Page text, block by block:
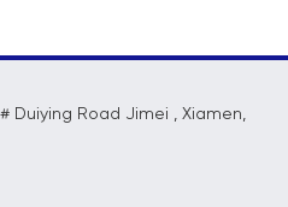
Duiying Road Jimei , Xiamen,